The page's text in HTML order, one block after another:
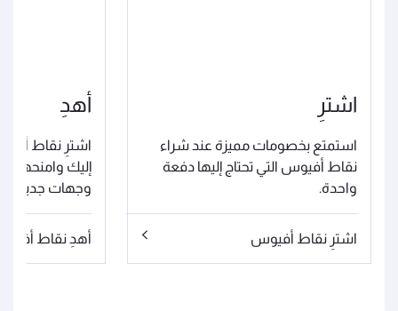
اشترِ
استمتع بخصومات مميزة عند شراء
نقاط أفيوس التي تحتاج إليها دفعة
واحدة.
اشترِ نقاط أفيوس
أهدِ
اشترِ نقاط
إليك وامنحهم
وجهات جديدة
أهدِ نقاط